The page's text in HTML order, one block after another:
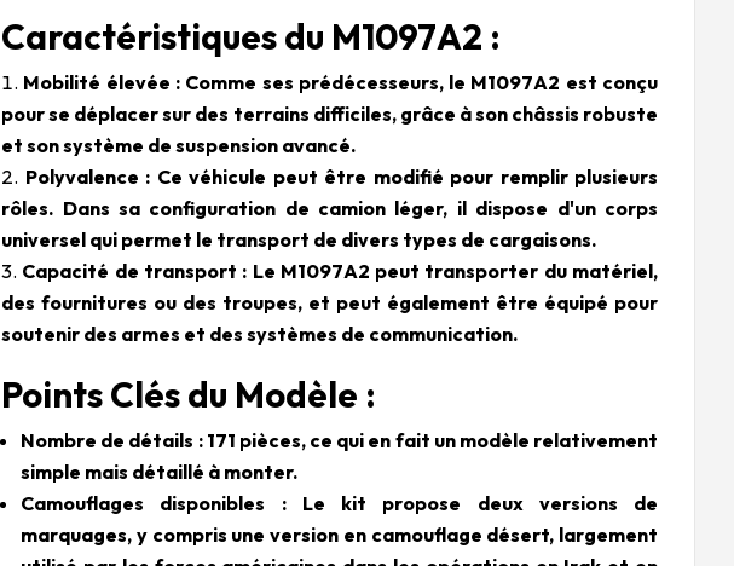
Caractéristiques du M1097A2 :
Mobilité élevée : Comme ses prédécesseurs, le M1097A2 est conçu
pour se déplacer sur des terrains difficiles, grâce à son châssis robuste
et son système de suspension avancé.
Polyvalence : Ce véhicule peut être modifié pour remplir plusieurs
rôles. Dans sa configuration de camion léger, il dispose d'un corps
universel qui permet le transport de divers types de cargaisons.
Capacité de transport : Le M1097A2 peut transporter du matériel,
des fournitures ou des troupes, et peut également être équipé pour
soutenir des armes et des systèmes de communication.
Points Clés du Modèle :
Nombre de détails : 171 pièces, ce qui en fait un modèle relativement
simple mais détaillé à monter.
Camouflages disponibles : Le kit propose deux versions de
marquages, y compris une version en camouflage désert, largement